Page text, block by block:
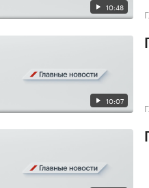
10:48
10:07